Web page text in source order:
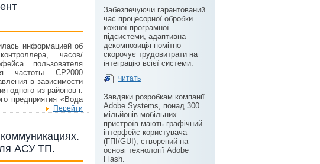
информацией об
часов/
пользователя
частоты CP2000
в зависимости
одного из районов г.
предприятия «Вода
Перейти
АСУ ТП.
Забезпечуючи гарантований
час процесорної обробки
кожної програмної
підсистеми, адаптивна
декомпозиція помітно
скорочує трудовитрати на
інтеграцію всієї системи.
читать
Завдяки розробкам компанії
Adobe Systems, понад 300
мільйонів мобільних
пристроїв мають графічний
інтерфейс користувача
(ГПІ/GUI), створений на
основі технології Adobe
Flash.